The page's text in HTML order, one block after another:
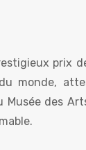
prix
monde,
des